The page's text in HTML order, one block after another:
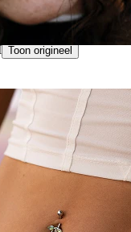
aankoop
Toon origineel